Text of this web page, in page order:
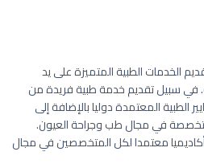
الخدمات الطبية المتميزة على يد
في سبيل تقديم خدمة طبية فريدة من
الطبية المعتمدة دوليا بالإضافة إلى
في مجال طب وجراحة العيون.
معتمدا لكل المتخصصين في مجال